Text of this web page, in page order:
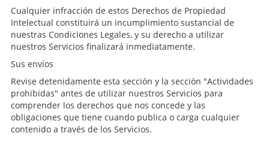
Cualquier infracción de estos Derechos de Propiedad
Intelectual constituirá un incumplimiento sustancial de
nuestras Condiciones Legales, y su derecho a utilizar
nuestros Servicios finalizará inmediatamente.
Sus envíos
Revise detenidamente esta sección y la sección "Actividades
prohibidas" antes de utilizar nuestros Servicios para
comprender los derechos que nos concede y las
obligaciones que tiene cuando publica o carga cualquier
contenido a través de los Servicios.